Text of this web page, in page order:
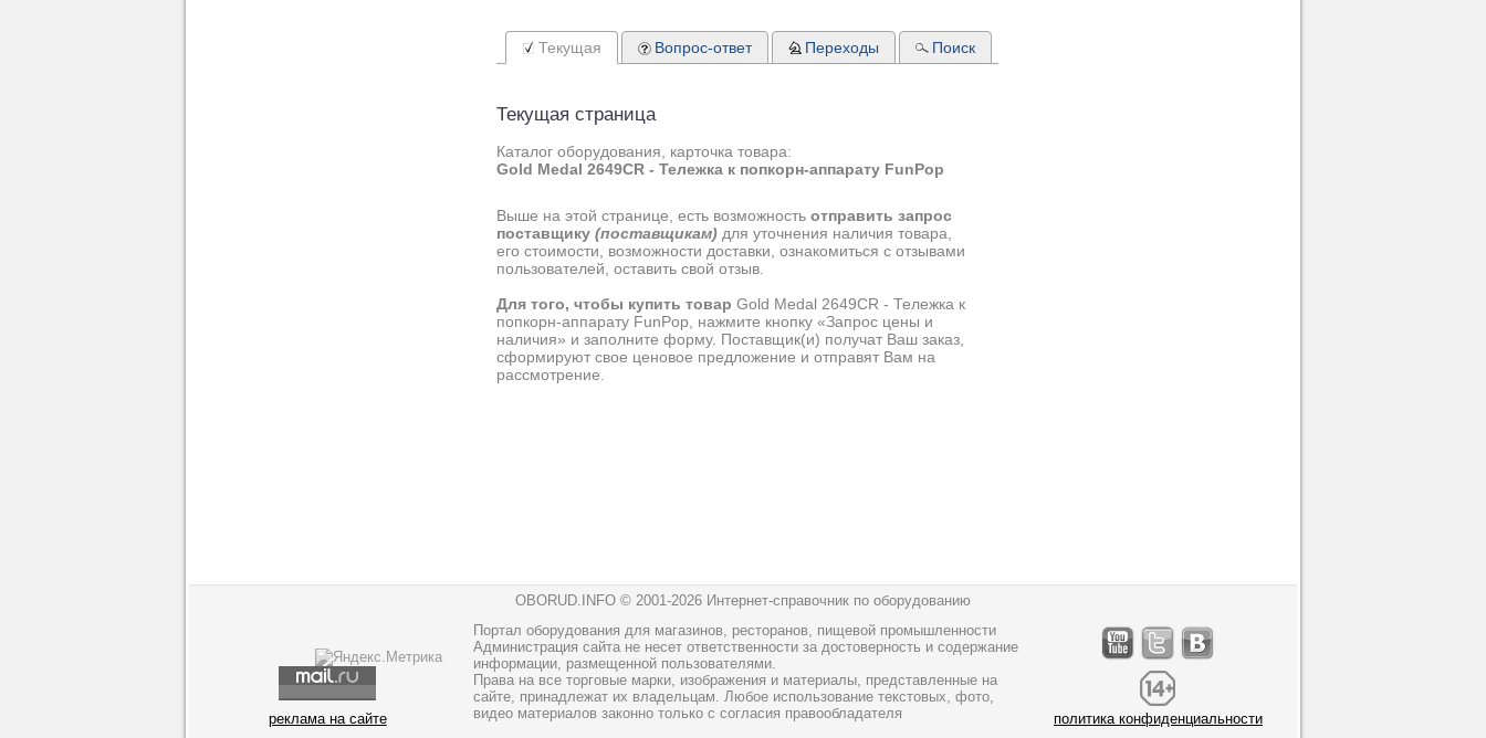
Текущая
Текущая страница
Каталог оборудования, карточка товара:
Gold Medal 2649CR - Тележка к попкорн-аппарату FunPop
Выше на этой странице, есть возможность отправить запрос
поставщику (поставщикам) для уточнения наличия товара,
его стоимости, возможности доставки, ознакомиться с отзывами
пользователей, оставить свой отзыв.
Для того, чтобы купить товар Gold Medal 2649CR - Тележка к
попкорн-аппарату FunPop, нажмите кнопку «Запрос цены и
наличия» и заполните форму. Поставщик(и) получат Ваш заказ,
сформируют свое ценовое предложение и отправят Вам на
рассмотрение.
Вопрос-ответ Переходы Поиск
OBORUD.INFO © 2001-2026 Интернет-справочник по оборудованию
реклама на сайте
Портал оборудования для магазинов, ресторанов, пищевой промышленности
Администрация сайта не несет ответственности за достоверность и содержание
информации, размещенной пользователями.
Права на все торговые марки, изображения и материалы, представленные на
сайте, принадлежат их владельцам. Любое использование текстовых, фото,
видео материалов законно только с согласия правообладателя
политика конфиденциальности